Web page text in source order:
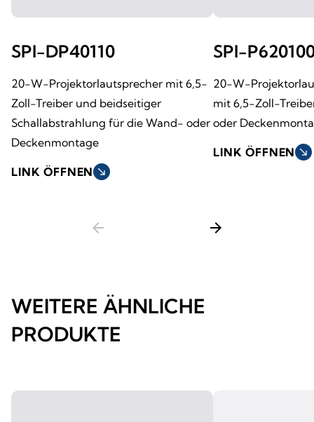
SPI-DP40110
20-W-Projektorlautsprecher mit 6,5-
Zoll-Treiber und beidseitiger
Schallabstrahlung für die Wand- oder
Deckenmontage
LINK ÖFFNEN south_east
SPI-
20-W-
mit 6,5-Zoll-
oder
LINK ÖFFNEN south_east
arrow_back arrow_forward
WEITERE ÄHNLICHE
PRODUKTE